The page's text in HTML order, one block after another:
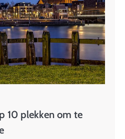
10 plekken om te